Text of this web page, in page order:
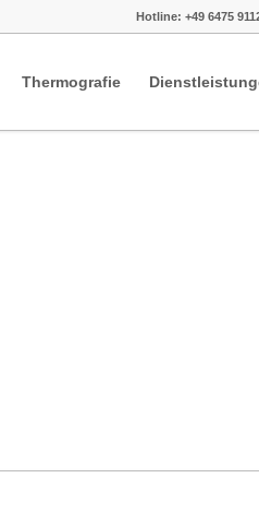
Hotline: +49 6475
Thermografie